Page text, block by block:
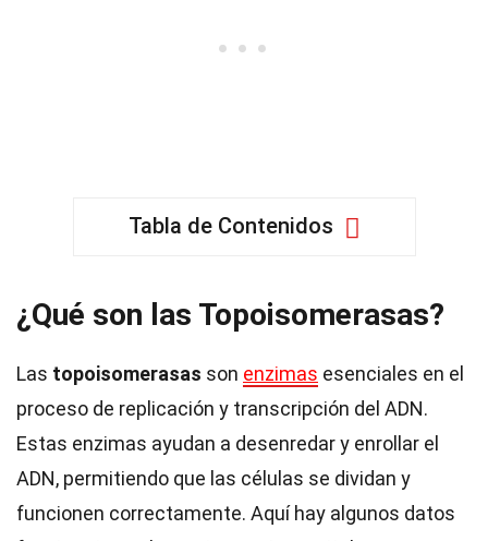
Tabla de Contenidos
¿Qué son las Topoisomerasas?
Las topoisomerasas son enzimas esenciales en el
proceso de replicación y transcripción del ADN.
Estas enzimas ayudan a desenredar y enrollar el
ADN, permitiendo que las células se dividan y
funcionen correctamente. Aquí hay algunos datos